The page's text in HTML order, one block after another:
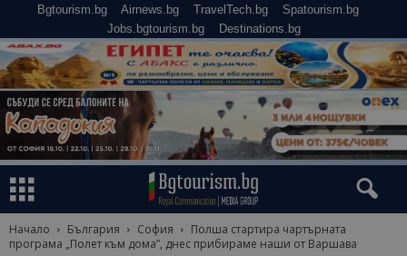
Bgtourism.bg Airnews.bg TravelTech.bg
Spatourism.bg
Jobs.bgtourism.bg
Destinations.bg
Начало България София
Полша стартира чартърната
програма „Полет към дома”, днес прибираме наши от Варшава